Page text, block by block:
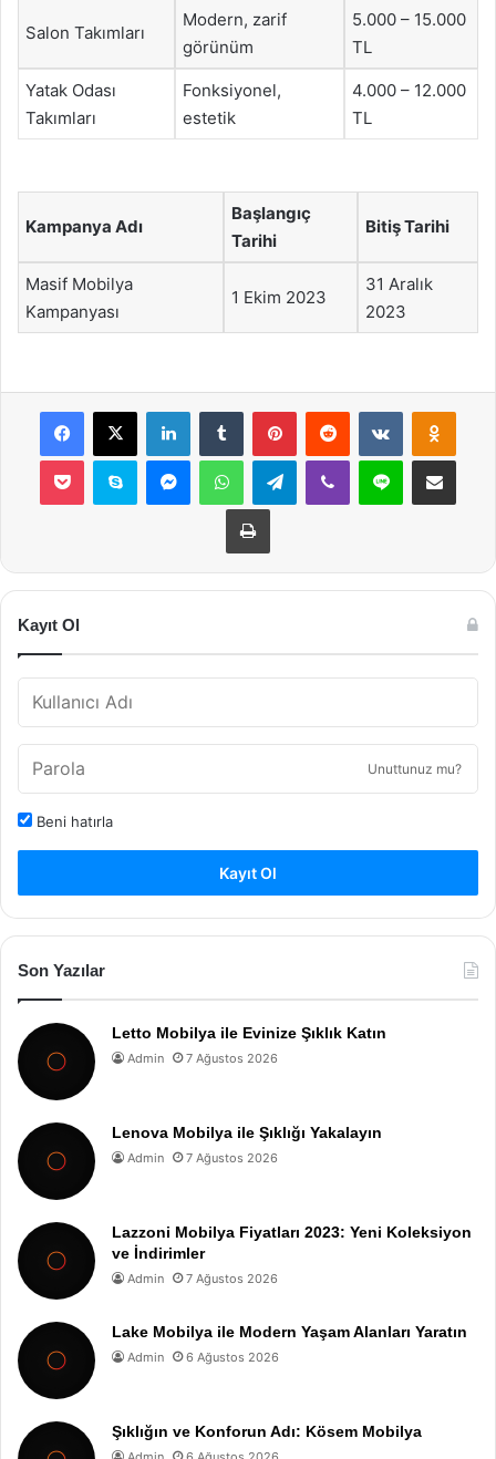
Salon Takımları
Modern, zarif
görünüm
5.000 – 15.000
TL
Yatak Odası
Takımları
Fonksiyonel,
estetik
4.000 – 12.000
TL
Kampanya Adı
Başlangıç
Tarihi
Bitiş Tarihi
Masif Mobilya
Kampanyası
1 Ekim 2023
31 Aralık
2023
Facebook
X LinkedInTumblr PinterestReddit VKontakte
Pocket Skype MessengerWhatsAppTelegramViber Line E-Posta ile
Yazdır
Kayıt Ol
Unuttunuz mu?
Beni hatırla
Kayıt Ol
Son Yazılar
Letto Mobilya ile Evinize Şıklık Katın
Admin 7 Ağustos 2026
Lenova Mobilya ile Şıklığı Yakalayın
Admin 7 Ağustos 2026
Lazzoni Mobilya Fiyatları 2023: Yeni Koleksiyon
ve İndirimler
Admin 7 Ağustos 2026
Lake Mobilya ile Modern Yaşam Alanları Yaratın
Admin 6 Ağustos 2026
Şıklığın ve Konforun Adı: Kösem Mobilya